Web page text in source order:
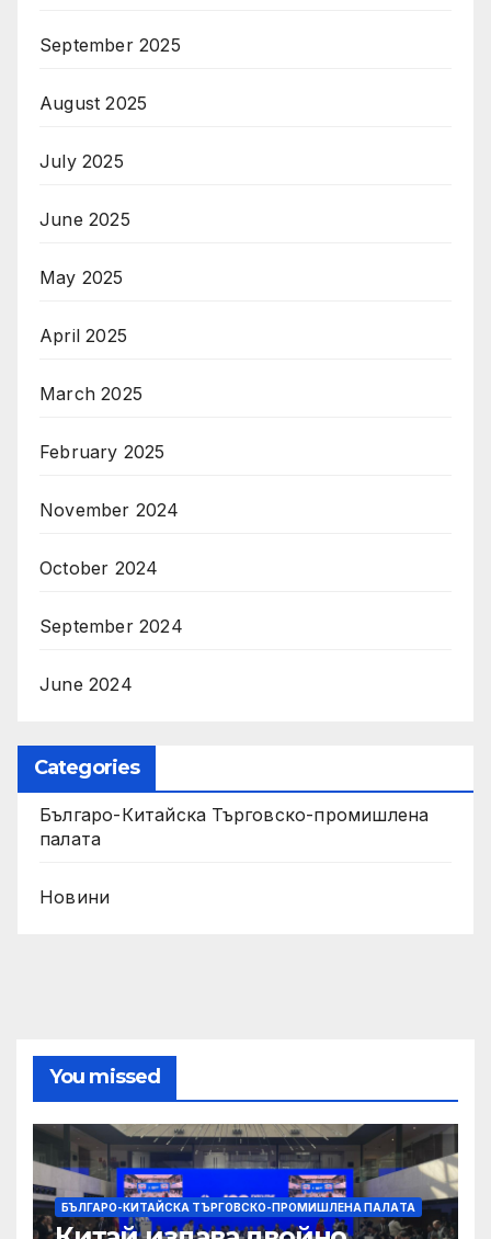
September 2025
August 2025
July 2025
June 2025
May 2025
April 2025
March 2025
February 2025
November 2024
October 2024
September 2024
June 2024
Categories
Българо-Китайска Търговско-промишлена
палaта
Новини
You missed
БЪЛГАРО-КИТАЙСКА ТЪРГОВСКО-ПРОМИШЛЕНА ПАЛAТА